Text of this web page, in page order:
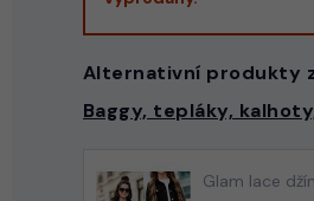
Alternativní produkty
Baggy, tepláky,
Glam lace